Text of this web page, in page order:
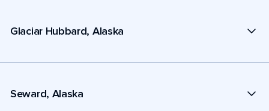
Glaciar Hubbard, Alaska
Seward, Alaska